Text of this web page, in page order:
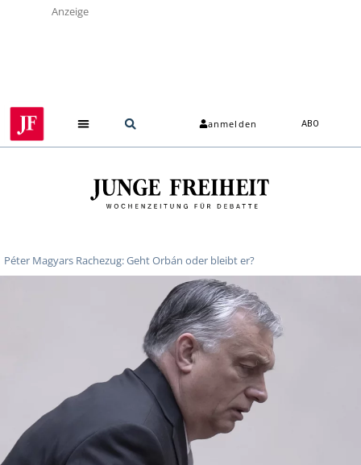
Anzeige
anmelden ABO
Péter Magyars Rachezug: Geht Orbán oder bleibt er?